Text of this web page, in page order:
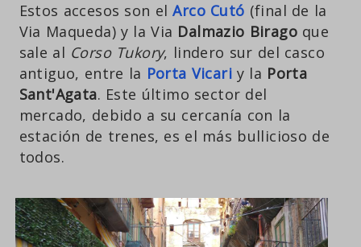
Estos accesos son elArco Cutó (final de la
Via Maqueda) y la Via Dalmazio Biragoque
sale al Corso Tukory, lindero sur del casco
antiguo, entre la Porta Vicariy la Porta
Sant'Agata. Este último sector del
mercado, debido a su cercanía con la
estación de trenes, es el más bullicioso de
todos.